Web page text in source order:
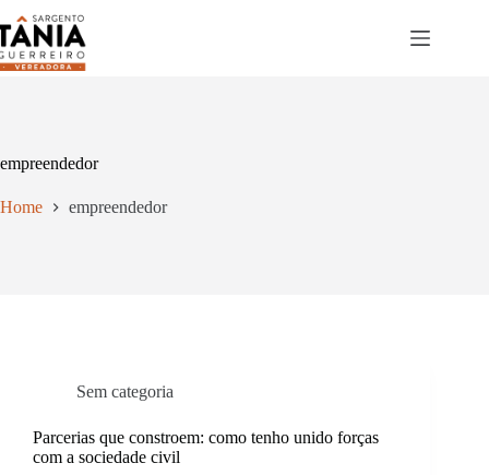
para
o
conteúdo
empreendedor
Home empreendedor
Sem categoria
Parcerias que constroem: como tenho unido forças
com a sociedade civil